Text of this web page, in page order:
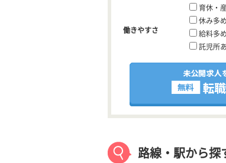
働きやすさ
育休・
休み多め
給料多め
託児所
路線・駅から探